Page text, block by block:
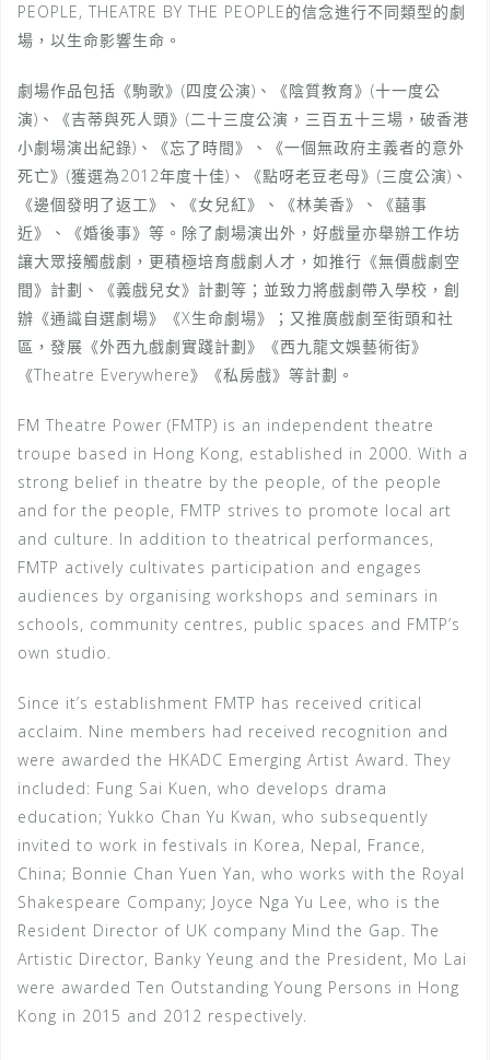
PEOPLE, THEATRE BY THE PEOPLE的信念進行不同類型的劇
場，以生命影響生命。
劇場作品包括《駒歌》(四度公演)、《陰質教育》(十一度公
演)、《吉蒂與死人頭》(二十三度公演，三百五十三場，破香港
小劇場演出紀錄)、《忘了時間》、《一個無政府主義者的意外
死亡》(獲選為2012年度十佳)、《點呀老豆老母》(三度公演)、
《邊個發明了返工》、《女兒紅》、《林美香》、《囍事
近》、《婚後事》等。除了劇場演出外，好戲量亦舉辦工作坊
讓大眾接觸戲劇，更積極培育戲劇人才，如推行《無價戲劇空
間》計劃、《義戲兒女》計劃等；並致力將戲劇帶入學校，創
辦《通識自選劇場》《X生命劇場》；又推廣戲劇至街頭和社
區，發展《外西九戲劇實踐計劃》《西九龍文娛藝術街》
《Theatre Everywhere》《私房戲》等計劃。
FM Theatre Power (FMTP) is an independent theatre
troupe based in Hong Kong, established in 2000. With a
strong belief in theatre by the people, of the people
and for the people, FMTP strives to promote local art
and culture. In addition to theatrical performances,
FMTP actively cultivates participation and engages
audiences by organising workshops and seminars in
schools, community centres, public spaces and FMTP’s
own studio.
Since it’s establishment FMTP has received critical
acclaim. Nine members had received recognition and
were awarded the HKADC Emerging Artist Award. They
included: Fung Sai Kuen, who develops drama
education; Yukko Chan Yu Kwan, who subsequently
invited to work in festivals in Korea, Nepal, France,
China; Bonnie Chan Yuen Yan, who works with the Royal
Shakespeare Company; Joyce Nga Yu Lee, who is the
Resident Director of UK company Mind the Gap. The
Artistic Director, Banky Yeung and the President, Mo Lai
were awarded Ten Outstanding Young Persons in Hong
Kong in 2015 and 2012 respectively.